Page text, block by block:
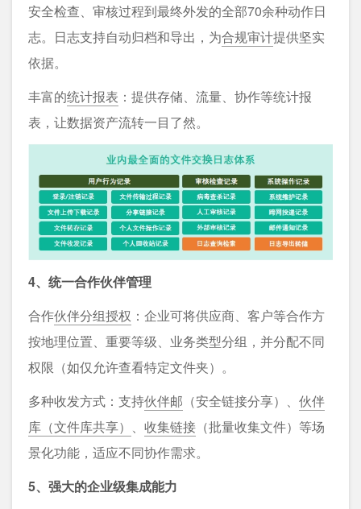
安全检查、审核过程到最终外发的全部70余种动作日
志。日志支持自动归档和导出，为合规审计提供坚实
依据。
丰富的统计报表 ：提供存储、流量、协作等统计报
表，让数据资产流转一目了然。
4、统一合作伙伴管理
合作伙伴分组授权 ：企业可将供应商、客户等合作方
按地理位置、重要等级、业务类型分组，并分配不同
权限（如仅允许查看特定文件夹）。
多种收发方式：支持伙伴邮 （安全链接分享）、 伙伴
库（文件库共享）
收集链接 （批量收集文件）等场
景化功能，适应不同协作需求。
5、强大的企业级集成能力